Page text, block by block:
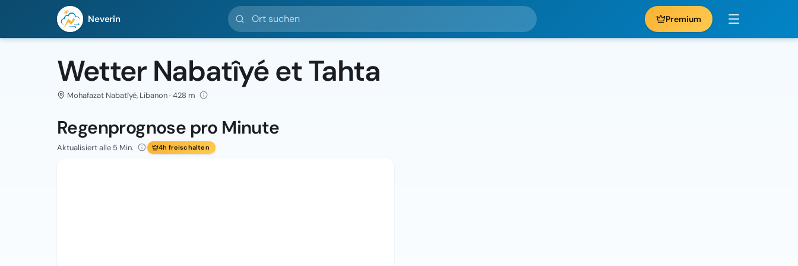
Neverin
Ort suchen
Premium
Wetter Nabatîyé et Tahta
Mohafazat Nabatîyé, Libanon · 428 m
Regenprognose pro Minute
Aktualisiert alle 5 Min. 4h freischalten